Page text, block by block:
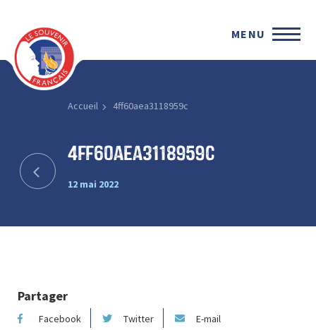
MENU
Accueil 4ff60aea3118959c
4ff60aea3118959c
12 mai 2022
Partager
Facebook Twitter E-mail